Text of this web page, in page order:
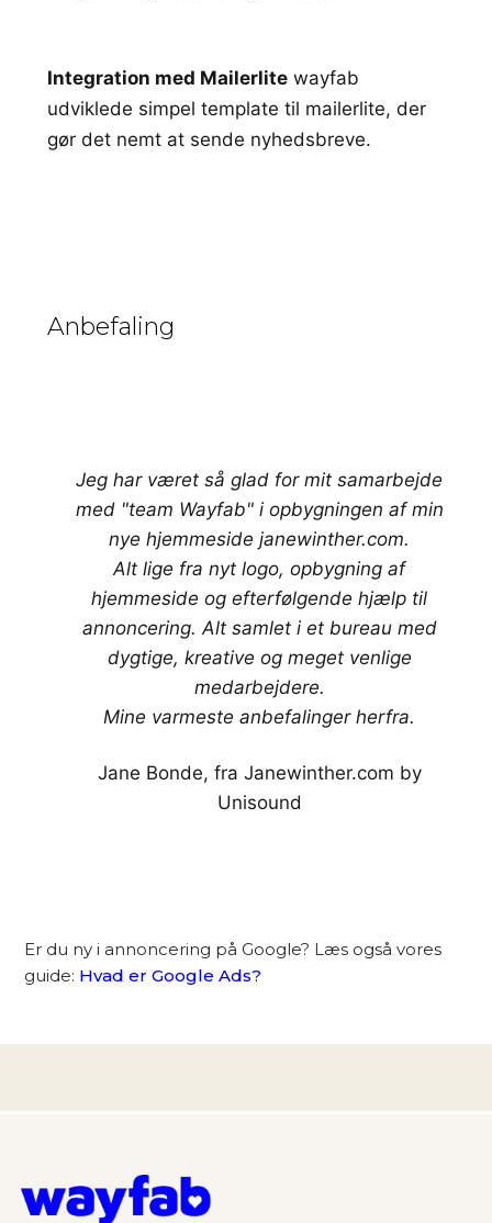
Integration med Mailerlitewayfab
udviklede simpel template til mailerlite, der
gør det nemt at sende nyhedsbreve.
Anbefaling
Jeg har været så glad for mit samarbejde
med "team Wayfab" i opbygningen af min
nye hjemmeside janewinther.com.
Alt lige fra nyt logo, opbygning af
hjemmeside og efterfølgende hjælp til
annoncering. Alt samlet i et bureau med
dygtige, kreative og meget venlige
medarbejdere.
Mine varmeste anbefalinger herfra.
Jane Bonde, fra Janewinther.com by
Unisound
Er du ny i annoncering på Google? Læs også vores
guide: Hvad er Google Ads?